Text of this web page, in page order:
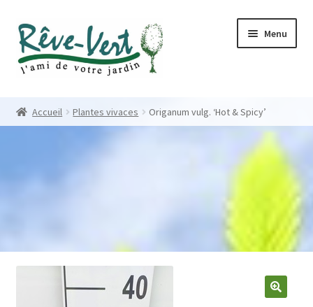
Skip
to
navigation
Skip
to
content
Menu
Accueil Plantes vivaces Origanum vulg. ‘Hot & Spicy’